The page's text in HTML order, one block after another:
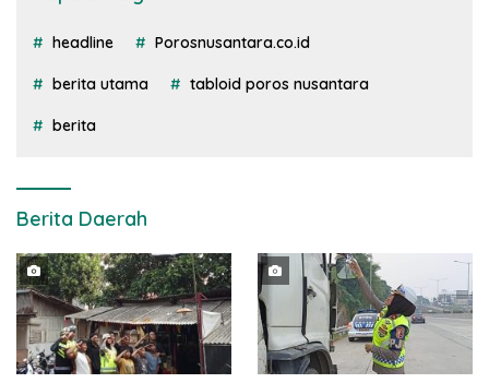
headline Porosnusantara.co.id
berita utama tabloid poros nusantara
berita
Berita Daerah